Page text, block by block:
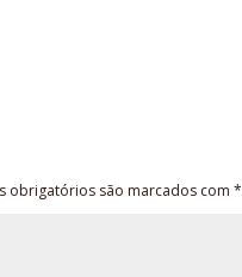
obrigatórios são marcados com*